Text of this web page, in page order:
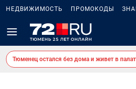
НЕДВИЖИМОСТЬ ПРОМОКОДЫ
Тюменец остался без дома и живет в